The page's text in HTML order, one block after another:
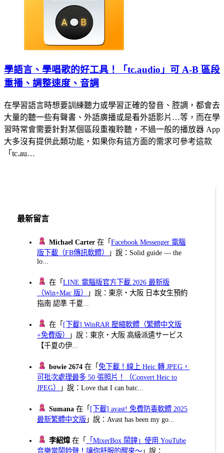
學語言、學唱歌的好工具！「tc.audio」可 A-B 區段
重播、調整速度、音調
在學習語言時想要訓練聽力或學習正確的發音、腔調，都會去
大量的聽一些有聲書、外語廣播或是看外語影片…等，而在學
習時常會需要針對某個區段重複聆聽，不過一般的播放器 App
大多沒有提供此類功能，如果你有這方面的需求可參考這款
「tc.au…
最新留言
Michael Carter 在「Facebook Messenger 電腦
版下載（FB傳訊軟體）
」說：Solid guide — the
lo...
在「LINE 電腦版官方下載 2026 最新版
（Win+Mac 版）
」說：東京・大阪 日本女生預約
指南 認準 千夏...
在「 [下載] WinRAR 壓縮軟體（繁體中文版
+免費版）
」說：東京・大阪 高級派遣サービス
【千夏の伊...
bowie 2674 在「免下載！線上 Heic 轉 JPEG，
可批次處理最多 50 張照片！（Convert Heic to
JPEG）
」說：Love that I can batc...
Sumana 在「 [下載] avast! 免費防毒軟體 2025
最新繁體中文版 」說：Avast has been my go...
李紹煒在「
「MixerBox 鬧鐘」使用 YouTube
音樂當鬧鈴聲！讓你舒服的醒來～ 」說：